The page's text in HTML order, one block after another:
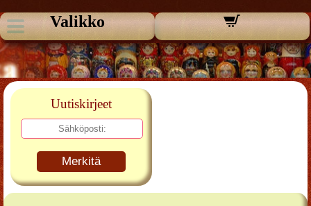
Valikko
Uutiskirjeet
Merkitä